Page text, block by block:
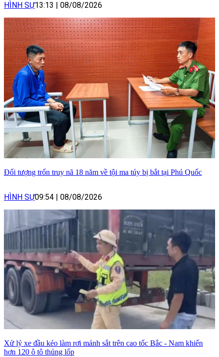
HÌNH SỰ13:13 | 08/08/2026
Đối tượng trốn truy nã 18 năm về tội ma túy bị bắt tại Phú Quốc
HÌNH SỰ09:54 | 08/08/2026
Xử lý xe đầu kéo làm rơi mảnh sắt trên cao tốc Bắc - Nam khiến
hơn 120 ô tô thủng lốp